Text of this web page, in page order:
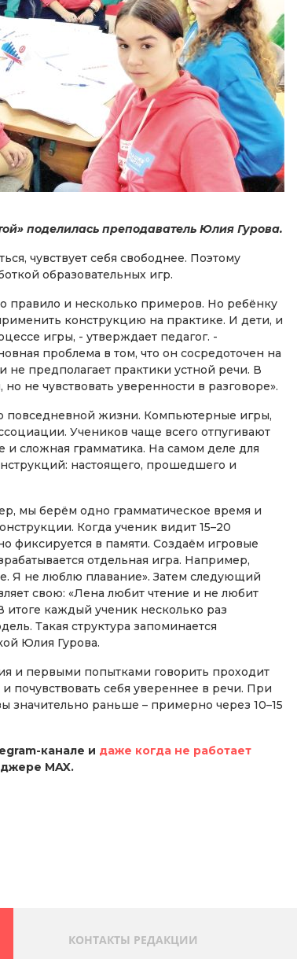
поделилась преподаватель Юлия Гурова.
чувствует себя свободнее. Поэтому
образовательных игр.
правило и несколько примеров. Но ребёнку
конструкцию на практике. И дети, и
игры, - утверждает педагог. -
проблема в том, что он сосредоточен на
не предполагает практики устной речи. В
не чувствовать уверенности в разговоре».
повседневной жизни. Компьютерные игры,
Учеников чаще всего отпугивают
сложная грамматика. На самом деле для
настоящего, прошедшего и
мы берём одно грамматическое время и
Когда ученик видит 15–20
фиксируется в памяти. Создаём игровые
отдельная игра. Например,
Я не люблю плавание». Затем следующий
свою: «Лена любит чтение и не любит
каждый ученик несколько раз
Такая структура запоминается
Юлия Гурова.
и первыми попытками говорить проходит
почувствовать себя увереннее в речи. При
значительно раньше – примерно через 10–15
канале и даже когда не работает
MAX.
КОНТАКТЫ РЕДАКЦИИ